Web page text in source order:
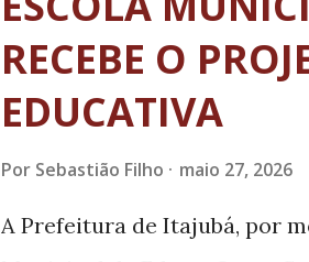
Mulheres” realizada na
Alto do Vale até o Pesqueiro
área central devido à
Varginha, de sábado, (23/
município e do estado, cuja
RECEBE O
EDUCATIVA
Por Sebastião Filho maio 27, 2026
A Prefeitura de Itajubá, por